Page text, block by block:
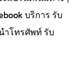
บริการ รับ
ำโทรศัพท์ รับ